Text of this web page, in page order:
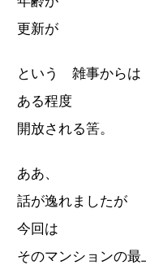
更新が
という 雑事からは
ある程度
開放される筈。
ああ、
話が逸れましたが
今回は
そのマンションの最